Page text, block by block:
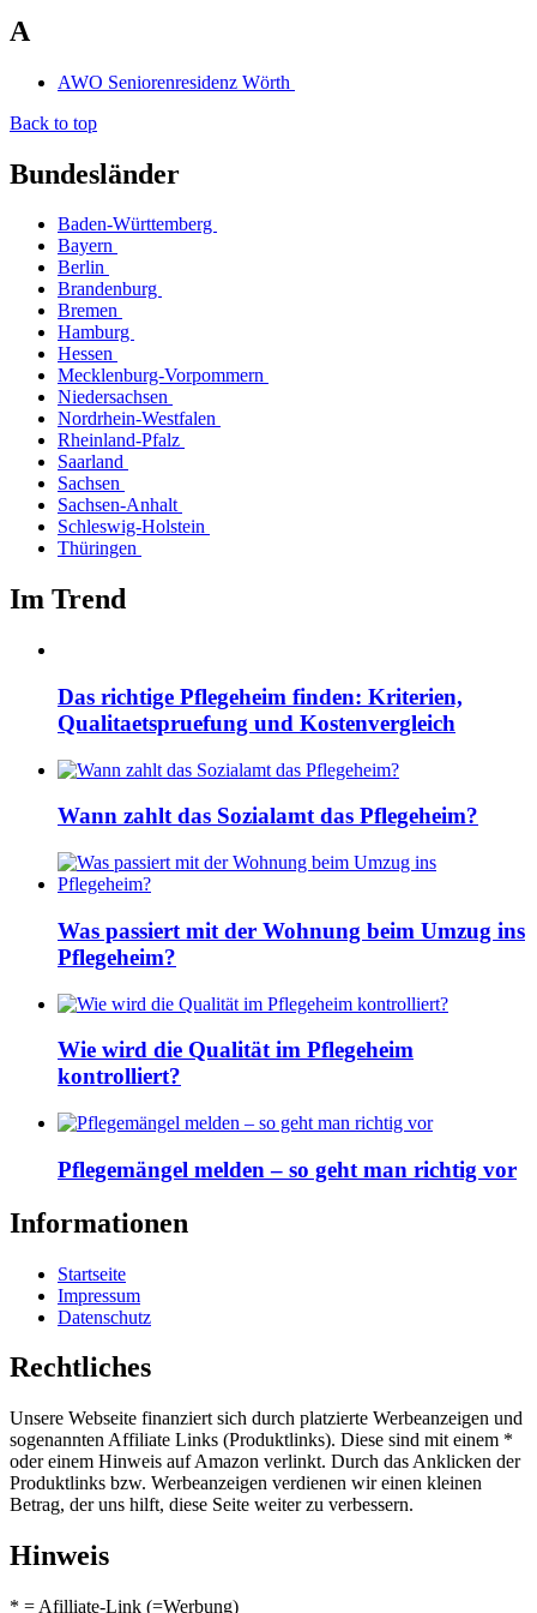
A
AWO Seniorenresidenz Wörth
Back to top
Bundesländer
Baden-Württemberg
Bayern
Berlin
Brandenburg
Bremen
Hamburg
Hessen
Mecklenburg-Vorpommern
Niedersachsen
Nordrhein-Westfalen
Rheinland-Pfalz
Saarland
Sachsen
Sachsen-Anhalt
Schleswig-Holstein
Thüringen
Im Trend
Das richtige Pflegeheim finden: Kriterien,
Qualitaetspruefung und Kostenvergleich
Wann zahlt das Sozialamt das Pflegeheim?
Was passiert mit der Wohnung beim Umzug ins
Pflegeheim?
Wie wird die Qualität im Pflegeheim
kontrolliert?
Pflegemängel melden – so geht man richtig vor
Informationen
Startseite
Impressum
Datenschutz
Rechtliches
Unsere Webseite finanziert sich durch platzierte Werbeanzeigen und
sogenannten Affiliate Links (Produktlinks). Diese sind mit einem *
oder einem Hinweis auf Amazon verlinkt. Durch das Anklicken der
Produktlinks bzw. Werbeanzeigen verdienen wir einen kleinen
Betrag, der uns hilft, diese Seite weiter zu verbessern.
Hinweis
* = Afilliate-Link (=Werbung)